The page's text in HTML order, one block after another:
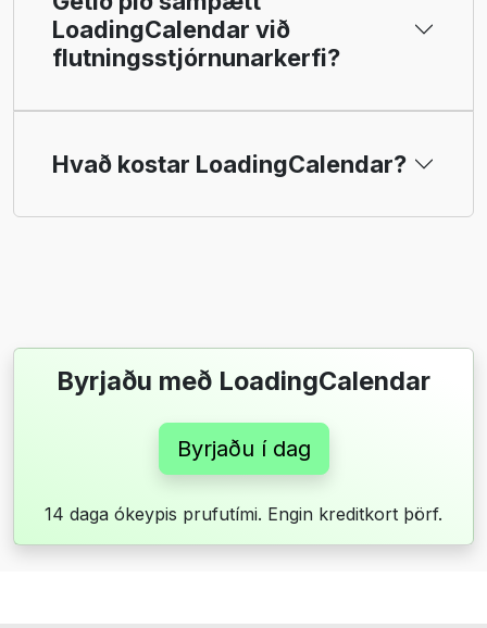
LoadingCalendar við
flutningsstjórnunarkerfi?
Hvað kostar LoadingCalendar?
Byrjaðu með LoadingCalendar
Byrjaðu í dag
14 daga ókeypis prufutími. Engin kreditkort þörf.